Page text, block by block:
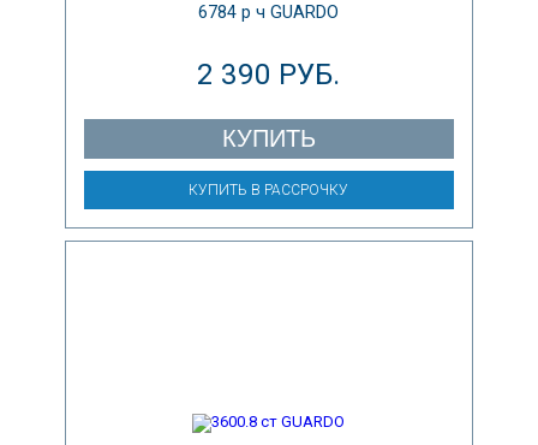
6784 р ч GUARDO
2 390 РУБ.
КУПИТЬ
КУПИТЬ В РАССРОЧКУ